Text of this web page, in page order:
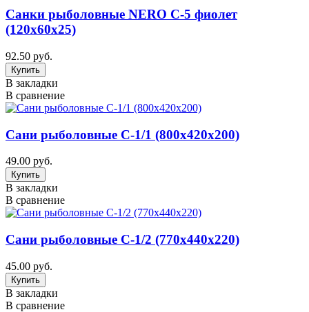
Санки рыболовные NERO С-5 фиолет
(120х60х25)
92.50 руб.
В закладки
В сравнение
Сани рыболовные C-1/1 (800х420х200)
49.00 руб.
В закладки
В сравнение
Сани рыболовные C-1/2 (770х440х220)
45.00 руб.
В закладки
В сравнение